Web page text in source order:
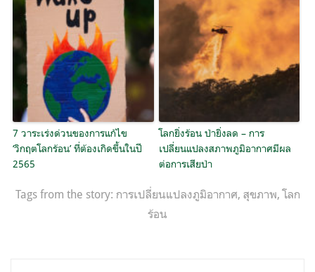
7 วาระเร่งด่วนของการแก้ไข
‘วิกฤตโลกร้อน’ ที่ต้องเกิดขึ้นในปี
2565
โลกยิ่งร้อน ป่ายิ่งลด – การ
เปลี่ยนแปลงสภาพภูมิอากาศมีผล
ต่อการเสียป่า
Tags from the story: การเปลี่ยนแปลงภูมิอากาศ, สุขภาพ,โลก
ร้อน